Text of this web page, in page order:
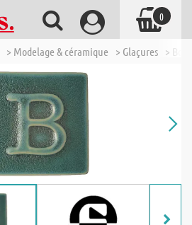
> Modelage & céramique > Glaçures >
0